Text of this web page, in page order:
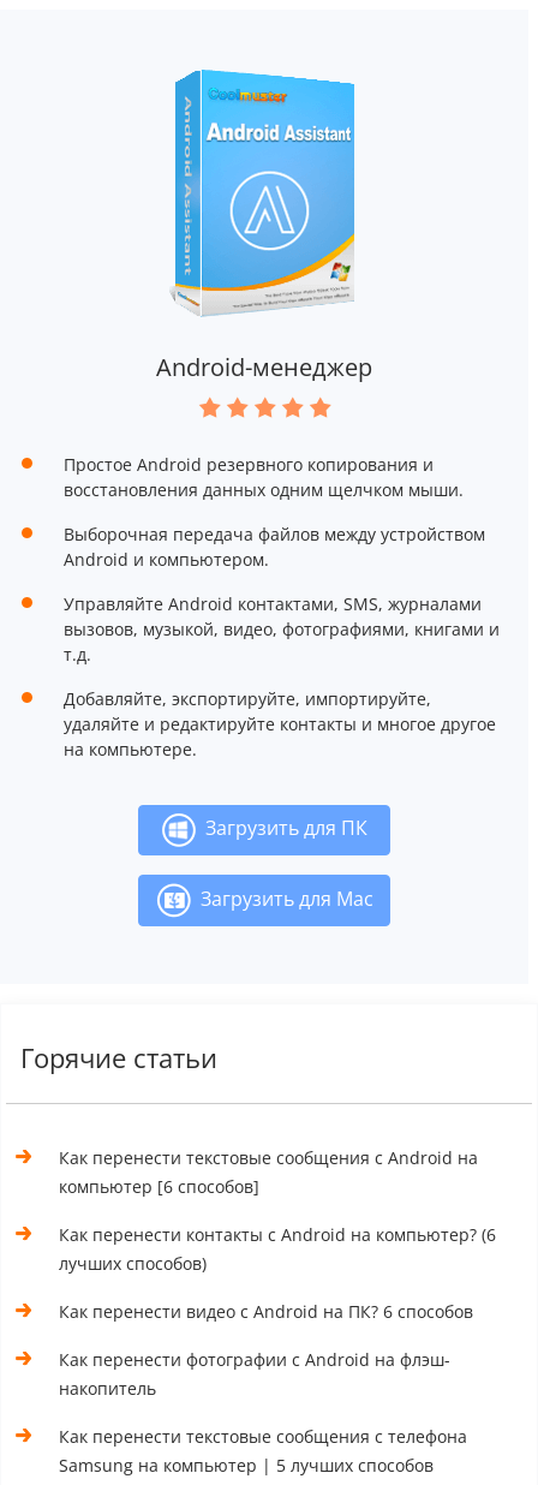
Android-менеджер
Простое Android резервного копирования и
восстановления данных одним щелчком мыши.
Выборочная передача файлов между устройством
Android и компьютером.
Управляйте Android контактами, SMS, журналами
вызовов, музыкой, видео, фотографиями, книгами и
т.д.
Добавляйте, экспортируйте, импортируйте,
удаляйте и редактируйте контакты и многое другое
на компьютере.
Загрузить для ПК
Загрузить для Mac
Горячие статьи
Как перенести текстовые сообщения с Android на
компьютер [6 способов]
Как перенести контакты с Android на компьютер? (6
лучших способов)
Как перенести видео с Android на ПК? 6 способов
Как перенести фотографии с Android на флэш-
накопитель
Как перенести текстовые сообщения с телефона
Samsung на компьютер | 5 лучших способов